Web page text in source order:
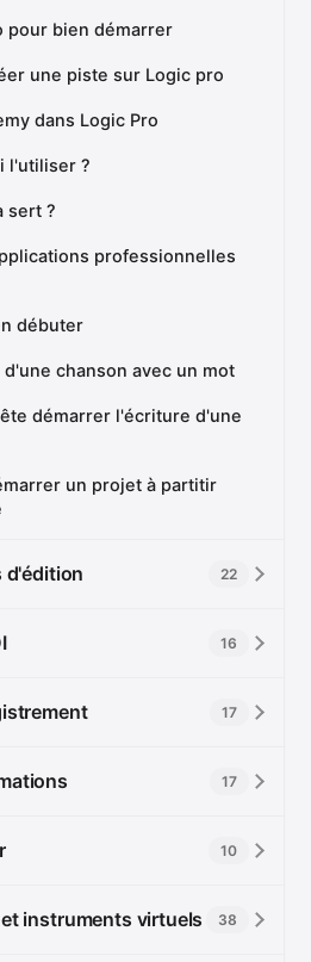
pour bien démarrer
une piste sur Logic pro
dans Logic Pro
l'utiliser ?
sert ?
professionnelles
débuter
chanson avec un mot
démarrer l'écriture d'une
un projet à partitir
d'édition 22
16
17
17
10
instruments virtuels 38